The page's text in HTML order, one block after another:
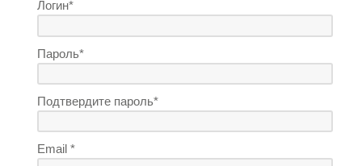
Логин*
Пароль*
Подтвердите пароль*
Email *